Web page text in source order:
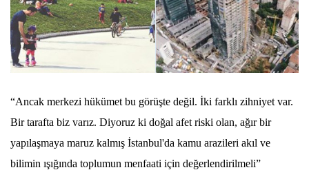
“Ancak merkezi hükümet bu görüşte değil. İki farklı zihniyet var.
Bir tarafta biz varız. Diyoruz ki doğal afet riski olan, ağır bir
yapılaşmaya maruz kalmış İstanbul'da kamu arazileri akıl ve
bilimin ışığında toplumun menfaati için değerlendirilmeli”